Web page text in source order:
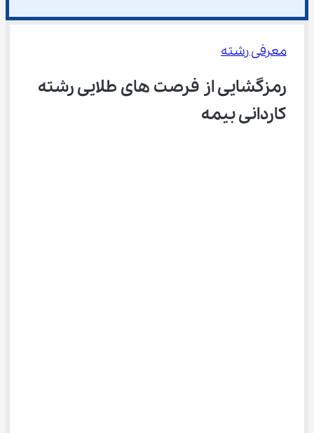
معرفی رشته
رمزگشایی از فرصت ‌های طلایی رشته
کاردانی بیمه